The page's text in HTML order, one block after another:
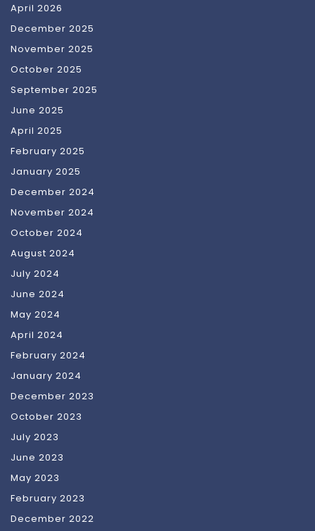
April 2026
December 2025
November 2025
October 2025
September 2025
June 2025
April 2025
February 2025
January 2025
December 2024
November 2024
October 2024
August 2024
July 2024
June 2024
May 2024
April 2024
February 2024
January 2024
December 2023
October 2023
July 2023
June 2023
May 2023
February 2023
December 2022